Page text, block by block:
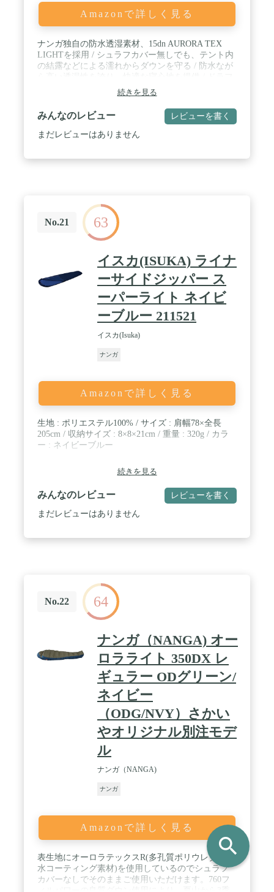
Amazonで詳しく見る
ナンガ独自の防水透湿素材、15dn AURORA TEX
LIGHTを採用 / シュラフカバー無しでも、テント内
の結露などによる濡れからダウンを守る / 防水なが
トチューブを設けることで、ファスナーからの冷気
の侵入を防ぐ / ヘッド、ショルダー、フットボック
スにチタンスパッタリング材を使用し、冷える箇所
を暖かくカバー (ダウン量600g以上の製品に装備)
続きを見る
みんなのレビュー レビューを書く
まだレビューはありません
No.21 63
イスカ(ISUKA) ライナ
ーサイドジッパー ス
ーパーライト ネイビ
ーブルー 211521
イスカ(Isuka)
ナンガ
Amazonで詳しく見る
生地 : ポリエステル100% / サイズ : 肩幅78×全長
205cm / 収納サイズ : 8×8×21cm / 重量 : 320g / カラ
ー : ネイビーブルー
続きを見る
みんなのレビュー レビューを書く
まだレビューはありません
No.22 64
ナンガ（NANGA) オー
ロラライト 350DX レ
ギュラー ODグリーン/
ネイビー
（ODG/NVY）さかい
やオリジナル別注モデ
ル
ナンガ（NANGA)
ナンガ
Amazonで詳しく見る
表生地にオーロラテックスR(多孔質ポリウレタン防
水コーティング素材)を使用しているのでシュラフ
カバーなしでそのままご使用いただけます。760フ
search